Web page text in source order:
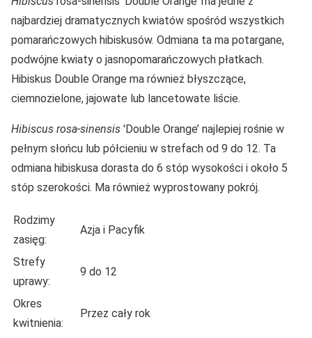
najbardziej dramatycznych kwiatów spośród wszystkich
pomarańczowych hibiskusów. Odmiana ta ma potargane,
podwójne kwiaty o jasnopomarańczowych płatkach.
Hibiskus Double Orange ma również błyszczące,
ciemnozielone, jajowate lub lancetowate liście.
Hibiscus rosa-sinensis 'Double Orange’ najlepiej rośnie w
pełnym słońcu lub półcieniu w strefach od 9 do 12. Ta
odmiana hibiskusa dorasta do 6 stóp wysokości i około 5
stóp szerokości. Ma również wyprostowany pokrój.
Rodzimy
zasięg:
Azja i Pacyfik
Strefy
uprawy:
9 do 12
Okres
kwitnienia:
Przez cały rok